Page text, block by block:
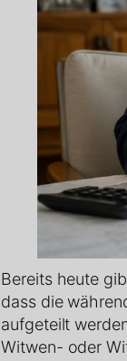
Bereits heute
dass die
aufgeteilt
Witwen- oder